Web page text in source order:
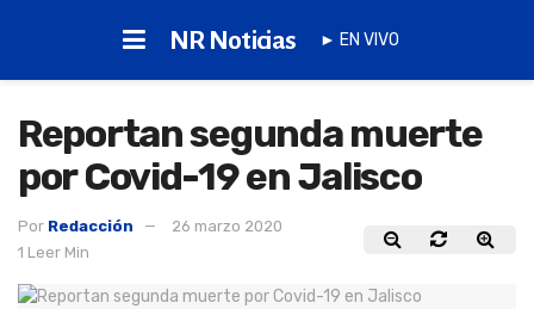
NR Noticias ► EN VIVO
Reportan segunda muerte
por Covid-19 en Jalisco
Por Redacción
26 marzo 2020
1 Leer Min